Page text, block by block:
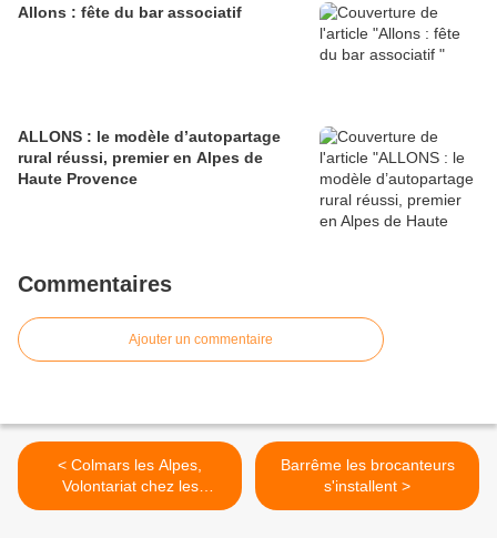
Allons : fête du bar associatif
ALLONS : le modèle d’autopartage
rural réussi, premier en Alpes de
Haute Provence
Commentaires
Ajouter un commentaire
< Colmars les Alpes,
Volontariat chez les
pompiers.
Barrême les brocanteurs
s'installent >